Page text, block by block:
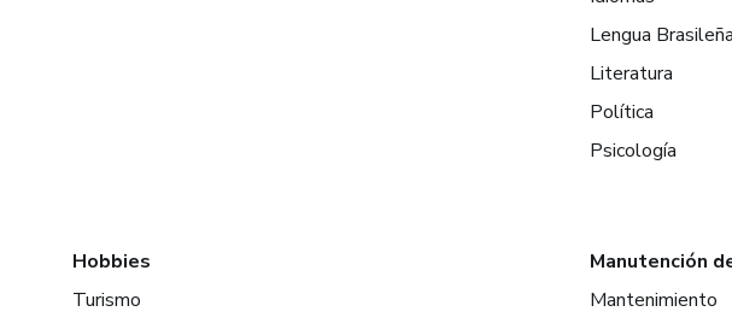
Lengua
Literatura
Política
Psicología
Hobbies
Turismo
Manutención
Mantenimiento